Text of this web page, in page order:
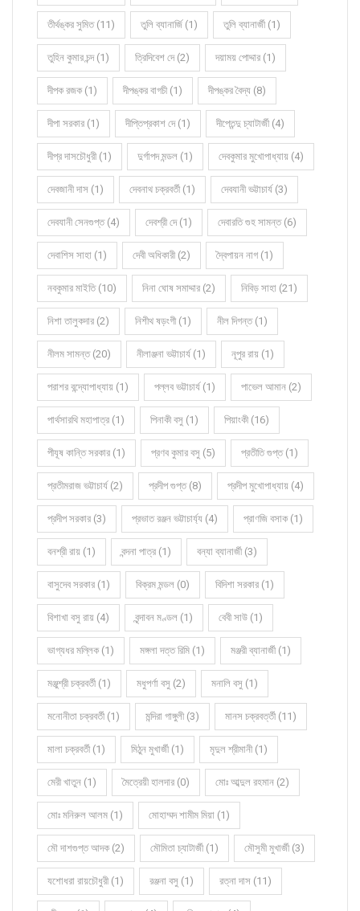
তীর্থঙ্কর সুমিত (11) তুলি ব্যানার্জি (1) তুলি ব্যানার্জী (1)
তুহিন কুমার চন্দ (1) ত্রিদিবেশ দে (2) দয়াময় পোদ্দার (1)
দীপক রজক (1) দীপঙ্কর বাগচী (1) দীপঙ্কর বৈদ্য (8)
দীপা সরকার (1) দীপ্তিপ্রকাশ দে (1) দীপ্তেন্দু চ্যাটার্জী (4)
দীপ্র দাসচৌধুরী (1) দুর্গাপদ মন্ডল (1) দেবকুমার মুখোপাধ্যায় (4)
দেবজানী দাস (1) দেবনাথ চক্রবর্তী (1) দেবযানী ভট্টাচার্য (3)
দেবযানী সেনগুপ্ত (4) দেবশ্রী দে (1) দেবারতি গুহ সামন্ত (6)
দেবাশিস সাহা (1) দেবী অধিকারী (2) দ্বৈপায়ন নাগ (1)
নবকুমার মাইতি (10) নিনা ঘোষ সমাদ্দার (2) নিবিড় সাহা (21)
নিশা তালুকদার (2) নিশীথ ষড়ংগী (1) নীল দিগন্ত (1)
নীলম সামন্ত (20) নীলাঞ্জনা ভট্টাচার্য (1) নূপুর রায় (1)
পরাশর বন্দ্যোপাধ্যায় (1) পল্লব ভট্টাচার্য (1) পাভেল আমান (2)
পার্থসারথি মহাপাত্র (1) পিনাকী বসু (1) পিয়াংকী (16)
পীযূষ কান্তি সরকার (1) প্রণব কুমার বসু (5) প্রতীতি গুপ্ত (1)
প্রতীমরাজ ভট্টাচার্য (2) প্রদীপ গুপ্ত (8) প্রদীপ মুখোপাধ্যায় (4)
প্রদীপ সরকার (3) প্রভাত রঞ্জন ভট্টাচার্য্য (4) প্রাণজি বসাক (1)
বনশ্রী রায় (1) বন্দনা পাত্র (1) বন্যা ব্যানার্জী (3)
বাসুদেব সরকার (1) বিক্রম মন্ডল (0) বিদিশা সরকার (1)
বিশাখা বসু রায় (4) বৃন্দাবন মণ্ডল (1) বেবী সাউ (1)
ভাগ্যধর মল্লিক (1) মঙ্গলা দত্ত রিমি (1) মঞ্জরী ব্যানার্জী (1)
মঞ্জুশ্রী চক্রবর্তী (1) মধুপর্ণা বসু (2) মনালি বসু (1)
মনোনীতা চক্রবর্তী (1) মন্দিরা গাঙ্গুলী (3) মানস চক্রবর্ত্তী (11)
মালা চক্রবর্তী (1) মিঠুন মুখার্জী (1) মৃদুল শ্রীমানী (1)
মেরী খাতুন (1) মৈত্রেয়ী হালদার (0) মোঃ আব্দুল রহমান (2)
মোঃ মনিরুল আলম (1) মোহাম্মদ শামীম মিয়া (1)
মৌ দাশগুপ্ত আদক (2) মৌমিতা চ্যাটার্জী (1) মৌসুমী মুখার্জী (3)
যশোধরা রায়চৌধুরী (1) রঞ্জনা বসু (1) রত্না দাস (11)